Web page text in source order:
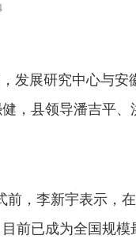
发展研究中心与安
，县领导潘吉平、
前，李新宇表示，
前已成为全国规